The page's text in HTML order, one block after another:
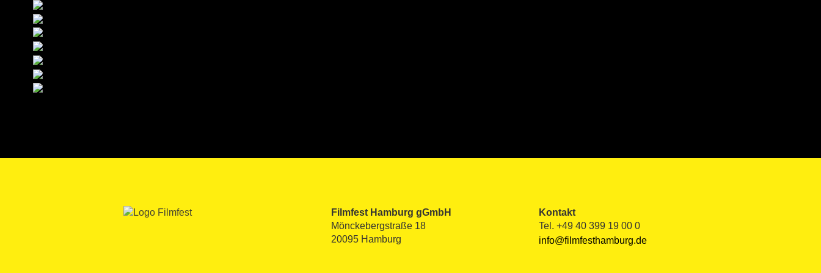
Filmfest Hamburg gGmbH
Mönckebergstraße 18
20095 Hamburg
Kontakt
Tel. +49 40 399 19 00 0
info@filmfesthamburg.de